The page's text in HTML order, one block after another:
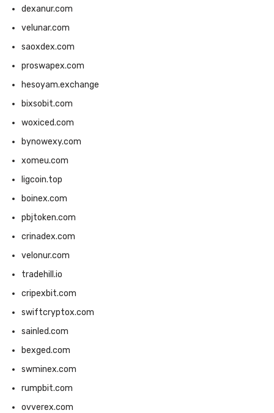
dexanur.com
velunar.com
saoxdex.com
proswapex.com
hesoyam.exchange
bixsobit.com
woxiced.com
bynowexy.com
xomeu.com
ligcoin.top
boinex.com
pbjtoken.com
crinadex.com
velonur.com
tradehill.io
cripexbit.com
swiftcryptox.com
sainled.com
bexged.com
swminex.com
rumpbit.com
ovverex.com